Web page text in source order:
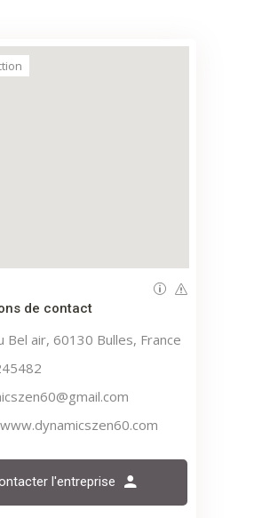
de contact
Bel air, 60130 Bulles, France
l'entreprise